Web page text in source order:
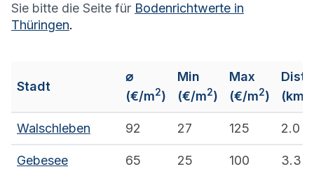
Sie bitte die Seite für Bodenrichtwerte in
Thüringen.
Stadt
⌀
(€/m2)
Min
(€/m2)
Max
(€/m2)
(km)
Walschleben 92 27 125 2.0
Gebesee 65 25 100 3.3